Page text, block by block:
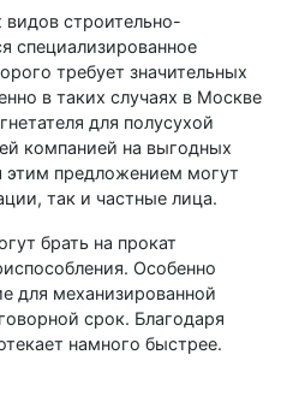
строительно-
специализированное
требует значительных
в таких случаях в Москве
для полусухой
компанией на выгодных
этим предложением могут
так и частные лица.
брать на прокат
Особенно
для механизированной
срок. Благодаря
намного быстрее.